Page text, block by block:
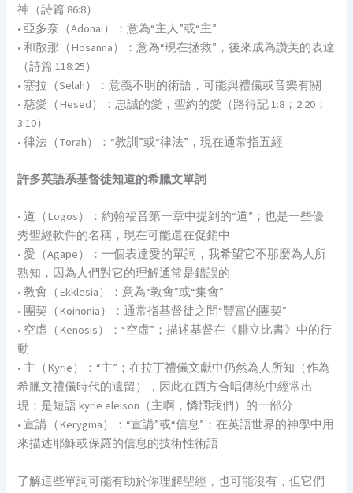
神（詩篇 86:8）
• 亞多奈（Adonai）：意為“主人”或“主”
• 和散那（Hosanna）：意為“現在拯救”，後來成為讚美的表達
（詩篇 118:25）
• 塞拉（Selah）：意義不明的術語，可能與禮儀或音樂有關
• 慈愛（Hesed）：忠誠的愛，聖約的愛（路得記 1:8；2:20；
3:10）
• 律法（Torah）：“教訓”或“律法”，現在通常指五經
許多英語系基督徒知道的希臘文單詞
• 道（Logos）：約翰福音第一章中提到的“道”；也是一些優
秀聖經軟件的名稱，現在可能還在促銷中
• 愛（Agape）：一個表達愛的單詞，我希望它不那麼為人所
熟知，因為人們對它的理解通常是錯誤的
• 教會（Ekklesia）：意為“教會”或“集會”
• 團契（Koinonia）：通常指基督徒之間“豐富的團契”
• 空虛（Kenosis）：“空虛”；描述基督在《腓立比書》中的行
動
• 主（Kyrie）：“主”；在拉丁禮儀文獻中仍然為人所知（作為
希臘文禮儀時代的遺留），因此在西方合唱傳統中經常出
現；是短語 kyrie eleison（主啊，憐憫我們）的一部分
• 宣講（Kerygma）：“宣講”或“信息”；在英語世界的神學中用
來描述耶穌或保羅的信息的技術性術語
了解這些單詞可能有助於你理解聖經，也可能沒有，但它們